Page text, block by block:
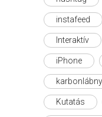
instafeed
Interaktív
iPhone
Kutatás